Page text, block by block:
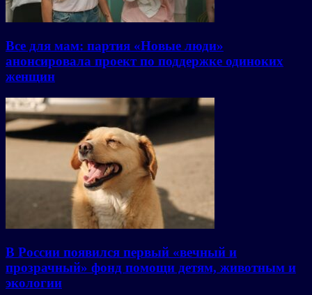
Все для мам: партия «Новые люди»
анонсировала проект по поддержке одиноких
женщин
В России появился первый «вечный и
прозрачный» фонд помощи детям, животным и
экологии